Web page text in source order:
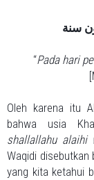
سنة
“Pada hari
Oleh karena itu
bahwa usia
shallallahu alaihi
Waqidi
yang kita ketahui